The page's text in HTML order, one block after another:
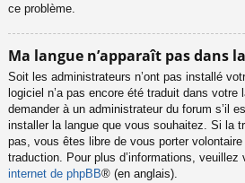
ce problème.
Ma langue n’apparaît pas dans
Soit les administrateurs n’ont pas installé
logiciel n’a pas encore été traduit dans
demander à un administrateur du forum s’il
installer la langue que vous souhaitez. Si la
pas, vous êtes libre de vous porter
traduction. Pour plus d’informations, veuillez
internet de phpBB® (en anglais).